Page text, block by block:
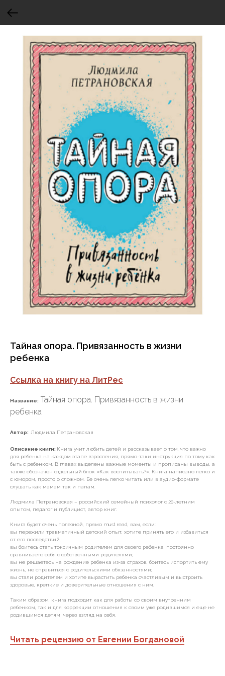
Тайная опора. Привязанность в жизни
ребенка
Ссылка на книгу на ЛитРес
Название: Тайная опора. Привязанность в жизни
ребенка
Автор: Людмила Петрановская
Описание книги: Книга учит любить детей и рассказывает о том, что важно
для ребенка на каждом этапе взросления, прямо-таки инструкция по тому как
быть с ребенком. В главах выделены важные моменты и прописаны выводы, а
также обозначен отдельный блок «Как воспитывать?». Книга написано легко и
с юмором, просто о сложном. Ее очень легко читать или в аудио-формате
слушать как мамам так и папам.
Людмила Петрановская – российский семейный психолог с 20-летним
опытом, педагог и публицист, автор книг.
Книга будет очень полезной, прямо must read, вам, если:
вы пережили травматичный детский опыт, хотите принять его и избавиться
от его последствий;
вы боитесь стать токсичным родителем для своего ребенка, постоянно
сравниваете себя с собственными родителями;
вы не решаетесь на рождение ребенка из-за страхов, боитесь испортить ему
жизнь, не справиться с родительскими обязанностями;
вы стали родителем и хотите вырастить ребенка счастливым и выстроить
здоровые, крепкие и доверительные отношения с ним.
Таким образом, книга подходит как для работы со своим внутренним
ребенком, так и для коррекции отношения к своим уже родившимся и еще не
родившимся детям через взгляд на себя.
Читать рецензию от Евгении Богдановой